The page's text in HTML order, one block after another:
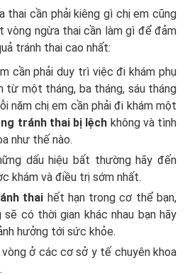
thai cần phải kiêng gì chị em cũng
vòng ngừa thai cần làm gì để đảm
tránh thai cao nhất:
cần phải duy trì việc đi khám phụ
từ một tháng, ba tháng, sáu tháng
năm chị em cần phải đi khám một
tránh thai bị lệch không và tình
như thế nào.
dấu hiệu bất thường hãy đến
khám và điều trị sớm nhất.
thai hết hạn trong cơ thể bạn,
có thời gian khác nhau bạn hãy
hưởng tới sức khỏe.
ở các cơ sở y tế chuyên khoa